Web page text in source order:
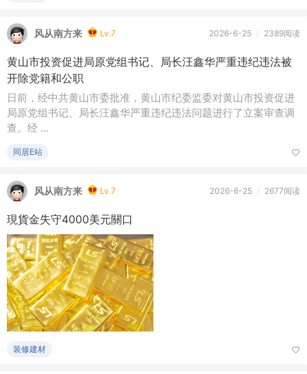
风从南方来 Lv.7 2026-6-25 / 2389阅读
黄山市投资促进局原党组书记、局长汪鑫华严重违纪违法被
开除党籍和公职
日前，经中共黄山市委批准，黄山市纪委监委对黄山市投资促进
局原党组书记、局长汪鑫华严重违纪违法问题进行了立案审查调
查。经 ...
同居E站
风从南方来 Lv.7 2026-6-25 / 2677阅读
現貨金失守4000美元關口
装修建材